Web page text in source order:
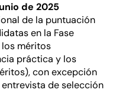
de 2025
de la puntuación
en la Fase
méritos
práctica y los
con excepción
de selección